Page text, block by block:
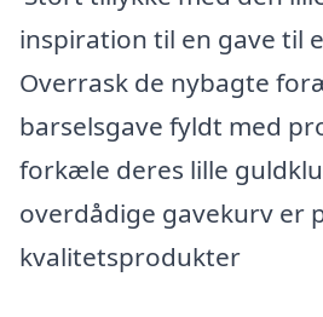
inspiration til en gave til
Overrask de nybagte
barselsgave fyldt med
forkæle deres lille
overdådige gavekurv er
kvalitetsprodukter